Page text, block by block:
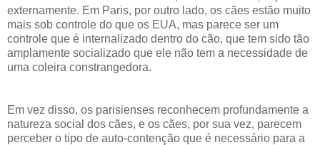
externamente. Em Paris, por outro lado, os cães estão muito
mais sob controle do que os EUA, mas parece ser um
controle que é internalizado dentro do cão, que tem sido tão
amplamente socializado que ele não tem a necessidade de
uma coleira constrangedora.
Em vez disso, os parisienses reconhecem profundamente a
natureza social dos cães, e os cães, por sua vez, parecem
perceber o tipo de auto-contenção que é necessário para a